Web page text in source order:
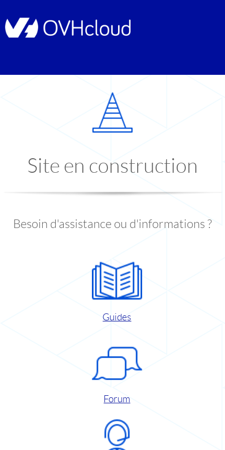
Site en construction
Besoin d'assistance ou d'informations ?
Guides
Forum